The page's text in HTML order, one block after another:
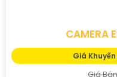
CAMERA
Giá Khuyến
Giá